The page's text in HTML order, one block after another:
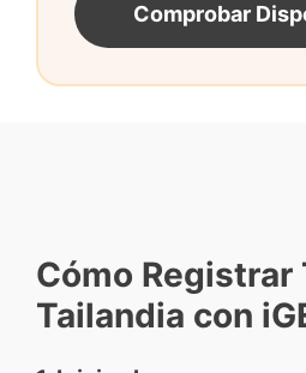
Comprobar
Cómo Registrar
Tailandia con